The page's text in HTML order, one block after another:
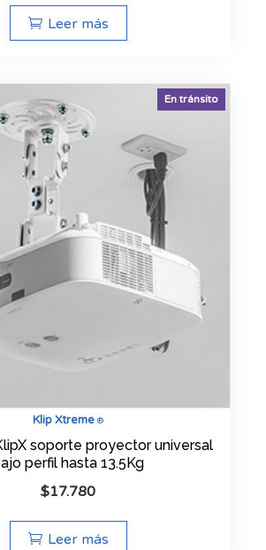
Leer más
Klip Xtreme ®
En tránsito
soporte proyector universal
perfil hasta 13.5Kg
$17.780
Leer más